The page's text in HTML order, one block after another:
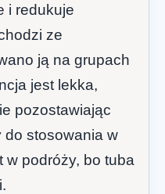
i redukuje
ze
ją na grupach
jest lekka,
pozostawiając
do stosowania w
w podróży, bo tuba